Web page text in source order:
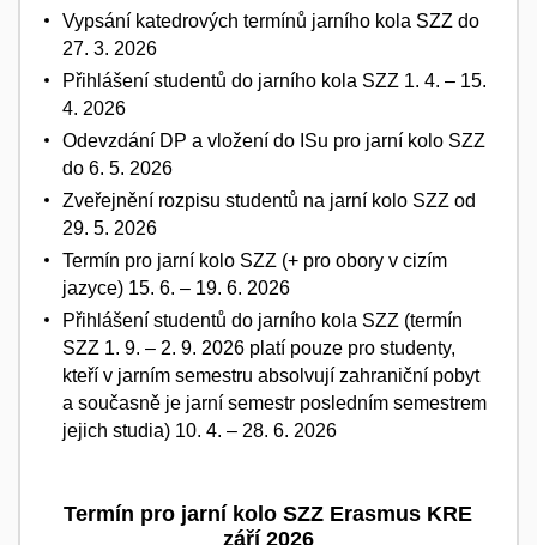
Vypsání katedrových termínů jarního kola SZZ do
27. 3. 2026
Přihlášení studentů do jarního kola SZZ 1. 4. – 15.
4. 2026
Odevzdání DP a vložení do ISu pro jarní kolo SZZ
do 6. 5. 2026
Zveřejnění rozpisu studentů na jarní kolo SZZ od
29. 5. 2026
Termín pro jarní kolo SZZ (+ pro obory v cizím
jazyce) 15. 6. – 19. 6. 2026
Přihlášení studentů do jarního kola SZZ (termín
SZZ 1. 9. – 2. 9. 2026 platí pouze pro studenty,
kteří v jarním semestru absolvují zahraniční pobyt
a současně je jarní semestr posledním semestrem
jejich studia) 10. 4. – 28. 6. 2026
Termín pro jarní kolo SZZ Erasmus KRE
září 2026